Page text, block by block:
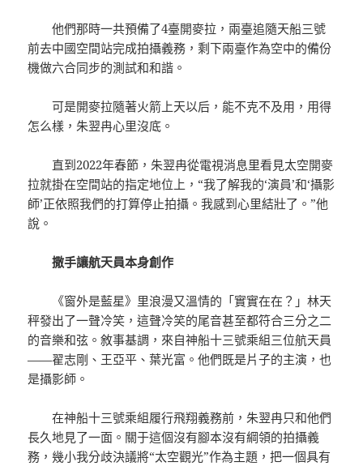
他們那時一共預備了4臺開麥拉，兩臺追隨天船三號
前去中國空間站完成拍攝義務，剩下兩臺作為空中的備份
機做六合同步的測試和和諧。
可是開麥拉隨著火箭上天以后，能不克不及用，用得
怎么樣，朱翌冉心里沒底。
直到2022年春節，朱翌冉從電視消息里看見太空開麥
拉就掛在空間站的指定地位上，“我了解我的‘演員’和‘攝影
師’正依照我們的打算停止拍攝。我感到心里結壯了。”他
說。
撒手讓航天員本身創作
《窗外是藍星》里浪漫又溫情的「實實在在？」林天
秤發出了一聲冷笑，這聲冷笑的尾音甚至都符合三分之二
的音樂和弦。敘事基調，來自神船十三號乘組三位航天員
——翟志剛、王亞平、葉光富。他們既是片子的主演，也
是攝影師。
在神船十三號乘組履行飛翔義務前，朱翌冉只和他們
長久地見了一面。關于這個沒有腳本沒有綱領的拍攝義
務，幾小我分歧決議將“太空觀光”作為主題，把一個具有